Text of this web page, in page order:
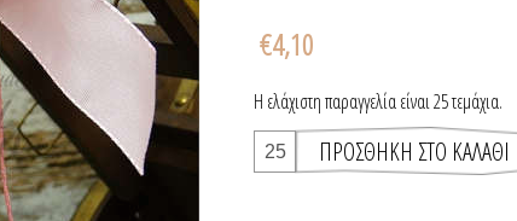
€4,10
Η ελάχιστη παραγγελία είναι 25 τεμάχια.